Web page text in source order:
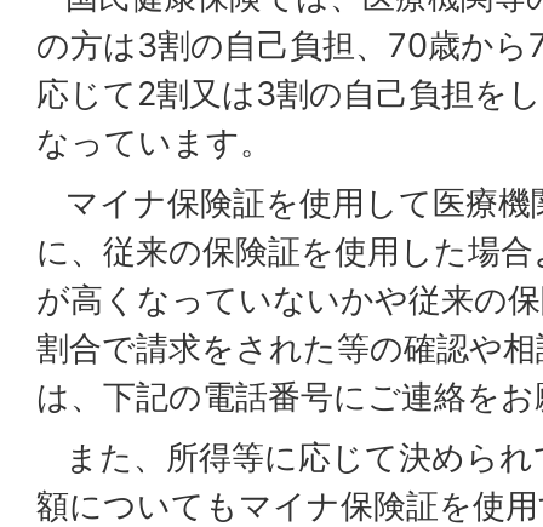
の方は3割の自己負担、70歳から
応じて2割又は3割の自己負担を
なっています。
マイナ保険証を使用して医療機
に、従来の保険証を使用した場
が高くなっていないかや従来の
割合で請求をされた等の確認や
は、下記の電話番号にご連絡を
また、所得等に応じて決められ
額についてもマイナ保険証を使